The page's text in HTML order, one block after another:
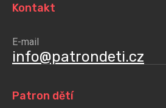
Patron dětí
Kontakt
E-mail
info@patrondeti.cz